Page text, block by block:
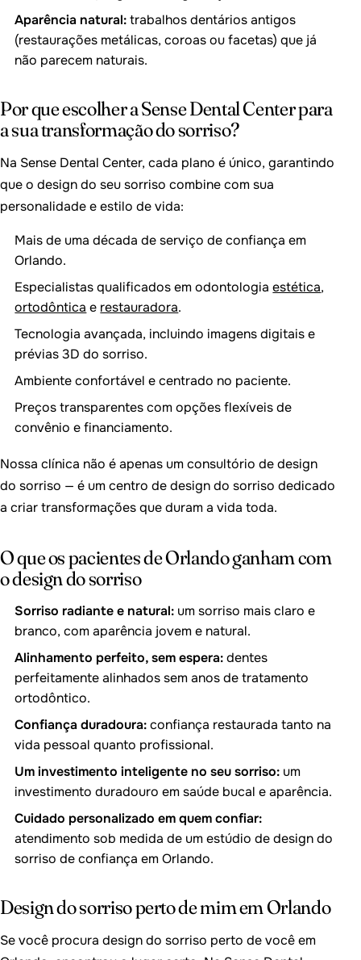
Aparência natural:trabalhos dentários antigos
(restaurações metálicas, coroas ou facetas) que já
não parecem naturais.
Por que escolher a Sense Dental Center para
a sua transformação do sorriso?
Na Sense Dental Center, cada plano é único, garantindo
que o design do seu sorriso combine com sua
personalidade e estilo de vida:
Mais de uma década de serviço de confiança em
Orlando.
Especialistas qualificados em odontologiaestética,
ortodôntica e restauradora.
Tecnologia avançada, incluindo imagens digitais e
prévias 3D do sorriso.
Ambiente confortável e centrado no paciente.
Preços transparentes com opções flexíveis de
convênio e financiamento.
Nossa clínica não é apenas um consultório de design
do sorriso — é um centro de design do sorriso dedicado
a criar transformações que duram a vida toda.
O que os pacientes de Orlando ganham com
o design do sorriso
Sorriso radiante e natural: um sorriso mais claro e
branco, com aparência jovem e natural.
Alinhamento perfeito, sem espera:dentes
perfeitamente alinhados sem anos de tratamento
ortodôntico.
Confiança duradoura:confiança restaurada tanto na
vida pessoal quanto profissional.
Um investimento inteligente no seu sorriso: um
investimento duradouro em saúde bucal e aparência.
Cuidado personalizado em quem confiar:
atendimento sob medida de um estúdio de design do
sorriso de confiança em Orlando.
Design do sorriso perto de mim em Orlando
Se você procura design do sorriso perto de você em